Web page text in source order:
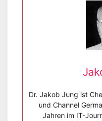
Dr. Jakob Jung ist
und Channel
Jahren im IT-